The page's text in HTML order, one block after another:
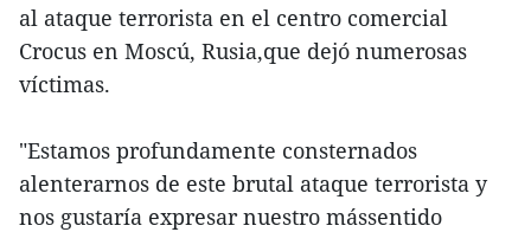
al ataque terrorista en el centro comercial
Crocus en Moscú, Rusia,que dejó numerosas
víctimas.
"Estamos profundamente consternados
alenterarnos de este brutal ataque terrorista y
nos gustaría expresar nuestro mássentido